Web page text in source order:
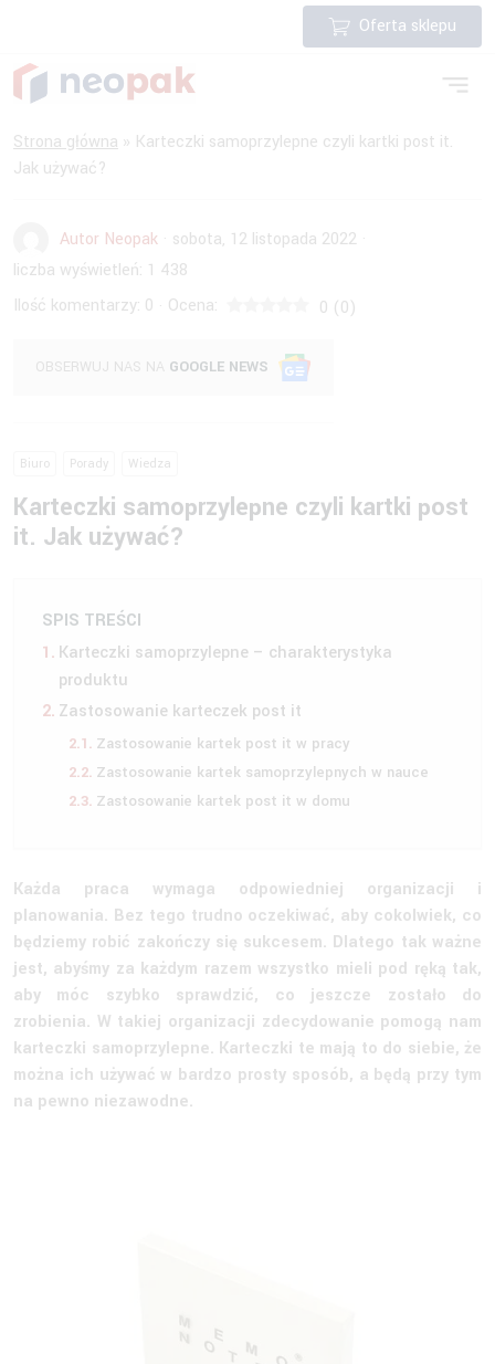
Oferta sklepu
Strona główna » Karteczki samoprzylepne czyli kartki post it.
Jak używać?
Autor Neopak · sobota, 12 listopada 2022 ·
liczba wyświetleń: 1 438
Ilość komentarzy: 0 · Ocena: 0 (0)
OBSERWUJ NAS NA GOOGLE NEWS
Biuro Porady Wiedza
Karteczki samoprzylepne czyli kartki post
it. Jak używać?
SPIS TREŚCI
Karteczki samoprzylepne – charakterystyka
produktu
Zastosowanie karteczek post it
Zastosowanie kartek post it w pracy
Zastosowanie kartek samoprzylepnych w nauce
Zastosowanie kartek post it w domu
Każda praca wymaga odpowiedniej organizacji i
planowania. Bez tego trudno oczekiwać, aby cokolwiek, co
będziemy robić zakończy się sukcesem. Dlatego tak ważne
jest, abyśmy za każdym razem wszystko mieli pod ręką tak,
aby móc szybko sprawdzić, co jeszcze zostało do
zrobienia. W takiej organizacji zdecydowanie pomogą nam
karteczki samoprzylepne. Karteczki te mają to do siebie, że
można ich używać w bardzo prosty sposób, a będą przy tym
na pewno niezawodne.